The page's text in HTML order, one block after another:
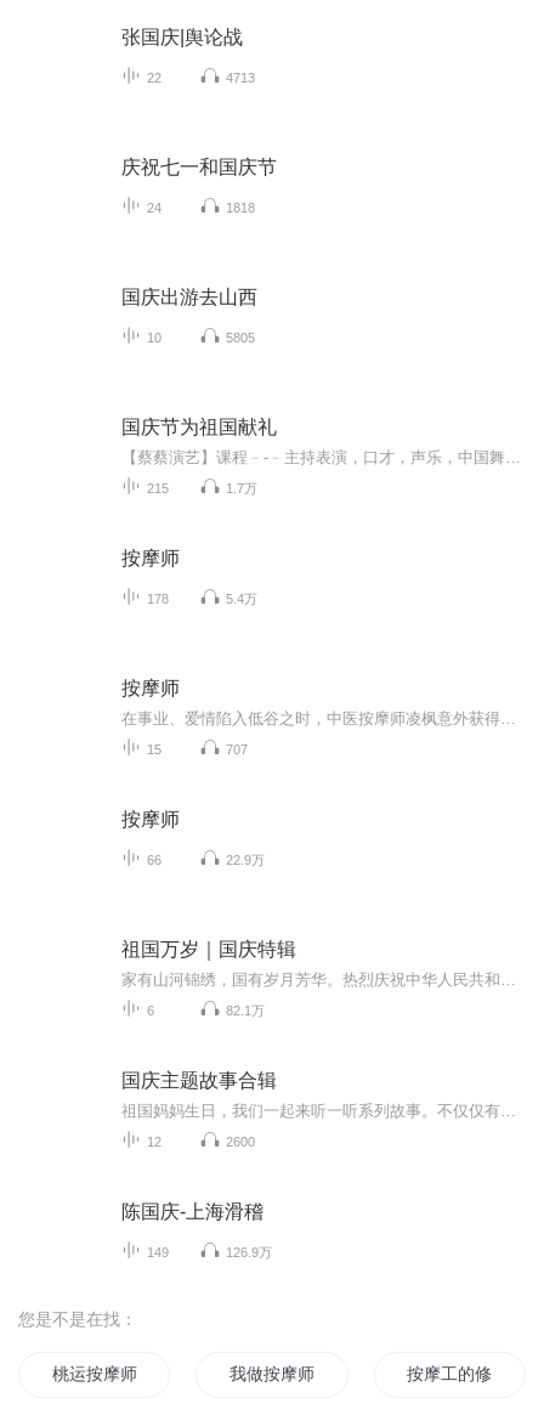
张国庆|舆论战
22 4713
庆祝七一和国庆节
24 1818
国庆出游去山西
10 5805
国庆节为祖国献礼
215 1.7万
按摩师
178 5.4万
按摩师
15 707
按摩师
66 22.9万
祖国万岁｜国庆特辑
6 82.1万
国庆主题故事合辑
12 2600
陈国庆-上海滑稽
149 126.9万
您是不是在找：
桃运按摩师 我做按摩师那些年 按摩工的修仙之旅